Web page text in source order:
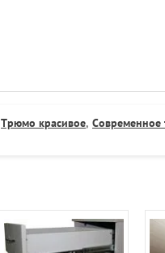
Трюмо красивое, Современное